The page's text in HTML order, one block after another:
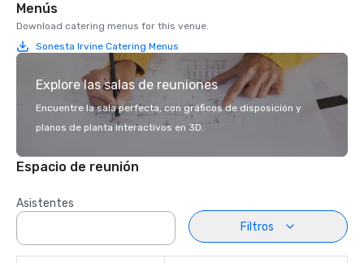
Menús
Download catering menus for this venue.
Sonesta Irvine Catering Menus
Explore las salas de reuniones
Encuentre la sala perfecta, con gráficos de disposición y
planos de planta interactivos en 3D.
Espacio de reunión
Asistentes
Filtros